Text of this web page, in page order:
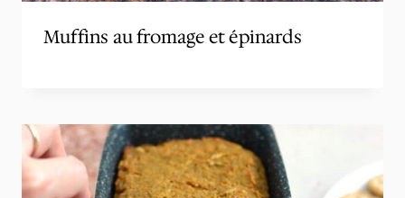
Muffins au fromage et épinards